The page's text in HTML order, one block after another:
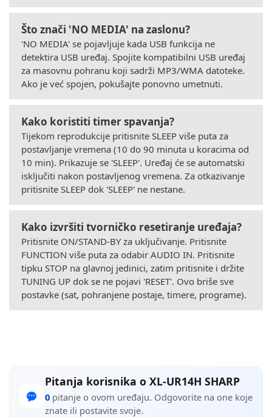
Što znači 'NO MEDIA' na zaslonu?
'NO MEDIA' se pojavljuje kada USB funkcija ne
detektira USB uređaj. Spojite kompatibilni USB uređaj
za masovnu pohranu koji sadrži MP3/WMA datoteke.
Ako je već spojen, pokušajte ponovno umetnuti.
Kako koristiti timer spavanja?
Tijekom reprodukcije pritisnite SLEEP više puta za
postavljanje vremena (10 do 90 minuta u koracima od
10 min). Prikazuje se 'SLEEP'. Uređaj će se automatski
isključiti nakon postavljenog vremena. Za otkazivanje
pritisnite SLEEP dok 'SLEEP' ne nestane.
Kako izvršiti tvorničko resetiranje uređaja?
Pritisnite ON/STAND-BY za uključivanje. Pritisnite
FUNCTION više puta za odabir AUDIO IN. Pritisnite
tipku STOP na glavnoj jedinici, zatim pritisnite i držite
TUNING UP dok se ne pojavi 'RESET'. Ovo briše sve
postavke (sat, pohranjene postaje, timere, programe).
Pitanja korisnika o XL-UR14H SHARP
0 pitanje o ovom uređaju. Odgovorite na one koje
znate ili postavite svoje.